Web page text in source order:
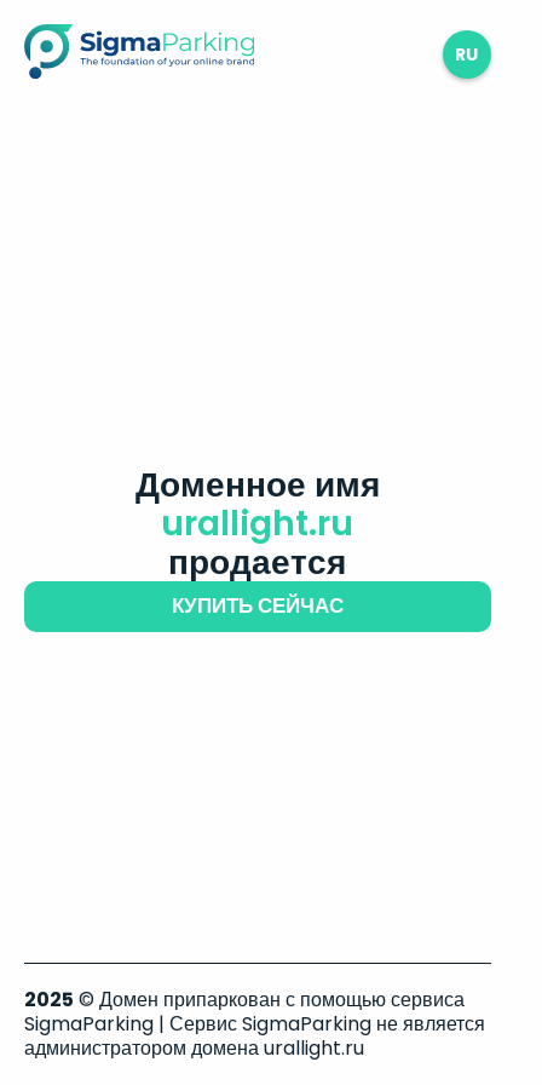
RU
Доменное имя
urallight.ru
продается
КУПИТЬ СЕЙЧАС
2025 © Домен припаркован с помощью сервиса
SigmaParking | Сервис SigmaParking не является
администратором домена urallight.ru